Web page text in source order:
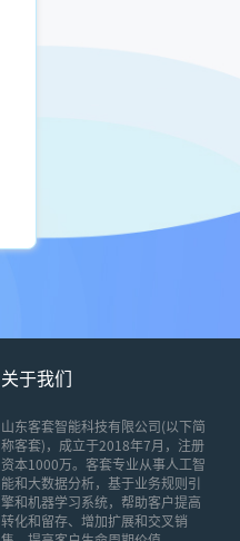
关于我们
山东客套智能科技有限公司(以下简
称客套)，成立于2018年7月，注册
资本1000万。客套专业从事人工智
能和大数据分析，基于业务规则引
擎和机器学习系统，帮助客户提高
转化和留存、增加扩展和交叉销